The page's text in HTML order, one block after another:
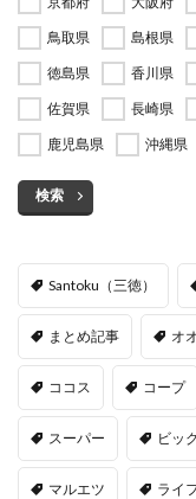
鳥取県
島根県
徳島県
香川県
佐賀県
長崎県
鹿児島県
沖縄県
検索
Santoku（三徳）
まとめ記事 オ
ココス コープ
スーパー ビッ
マルエツ ライ